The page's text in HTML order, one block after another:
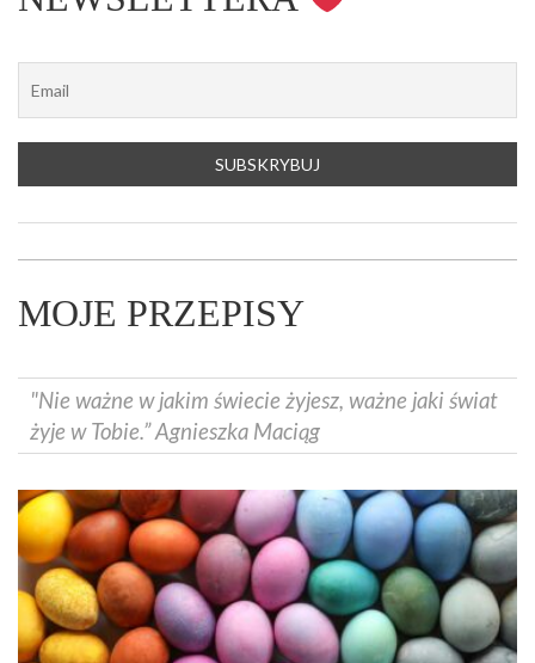
MOJE PRZEPISY
"Nie ważne w jakim świecie żyjesz, ważne jaki świat
żyje w Tobie.” Agnieszka Maciąg